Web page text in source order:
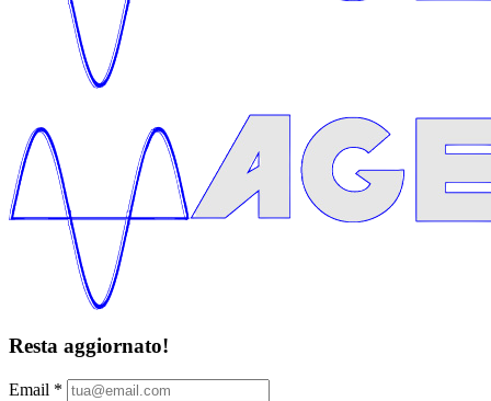
Resta aggiornato!
Email *